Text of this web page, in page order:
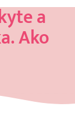
a
Ako